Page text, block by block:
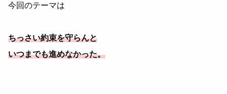
今回のテーマは
ちっさい約束を守らんと
いつまでも進めなかった。